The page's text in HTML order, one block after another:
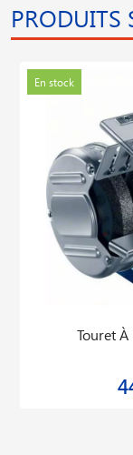
PRODUITS
En stock
Touret